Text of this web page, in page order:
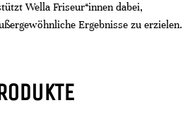
Wella Friseur*innen dabei,
Ergebnisse zu erzielen.